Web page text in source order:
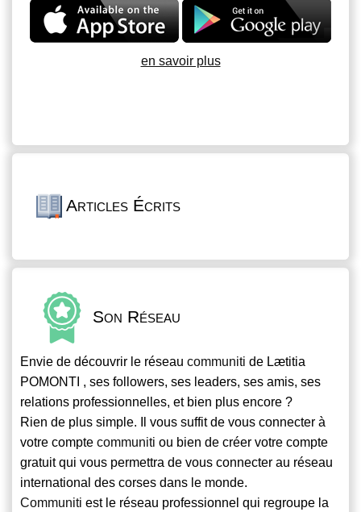
en savoir plus
Articles Écrits
Son Réseau
Envie de découvrir le réseau communiti de Lætitia
POMONTI , ses followers, ses leaders, ses amis, ses
relations professionnelles, et bien plus encore ?
Rien de plus simple. Il vous suffit de vous connecter à
votre compte communiti ou bien de créer votre compte
gratuit qui vous permettra de vous connecter au réseau
international des corses dans le monde.
Communiti est le réseau professionnel qui regroupe la